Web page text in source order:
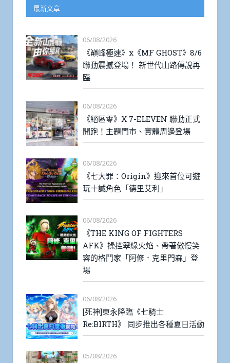
最新文章
06/08/2026
《巔峰極速》x《MF GHOST》8/6
聯動震撼登場！ 新世代山路傳說再
臨
06/08/2026
《絕區零》X 7-ELEVEN 聯動正式
開跑！主題門市、實體周邊登場
06/08/2026
《七大罪：Origin》迎來首位可遊
玩十誡角色「德里艾利」
06/08/2026
《THE KING OF FIGHTERS
AFK》操控翠綠火焰、帶著傲慢笑
容的格鬥家「阿修．克里門森」登
場
06/08/2026
[死神]東永降臨《七騎士
Re:BIRTH》 同步推出各種夏日活動
05/08/2026